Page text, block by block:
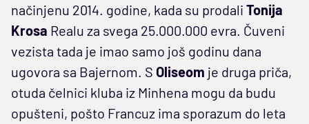
načinjenu 2014. godine, kada su prodali Tonija
Krosa Realu za svega 25.000.000 evra. Čuveni
vezista tada je imao samo još godinu dana
ugovora sa Bajernom. S Oliseom je druga priča,
otuda čelnici kluba iz Minhena mogu da budu
opušteni, pošto Francuz ima sporazum do leta